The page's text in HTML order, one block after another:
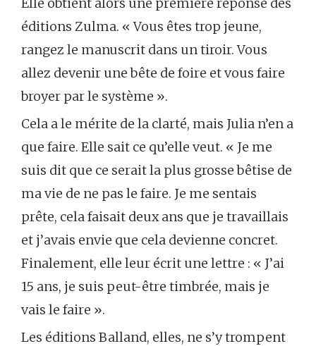
éditions Zulma. « Vous êtes trop jeune,
rangez le manuscrit dans un tiroir. Vous
allez devenir une bête de foire et vous faire
broyer par le système ».
Cela a le mérite de la clarté, mais Julia n’en a
que faire. Elle sait ce qu’elle veut. « Je me
suis dit que ce serait la plus grosse bêtise de
ma vie de ne pas le faire. Je me sentais
prête, cela faisait deux ans que je travaillais
et j’avais envie que cela devienne concret.
Finalement, elle leur écrit une lettre : « J’ai
15 ans, je suis peut-être timbrée, mais je
vais le faire ».
Les éditions Balland, elles, ne s’y trompent